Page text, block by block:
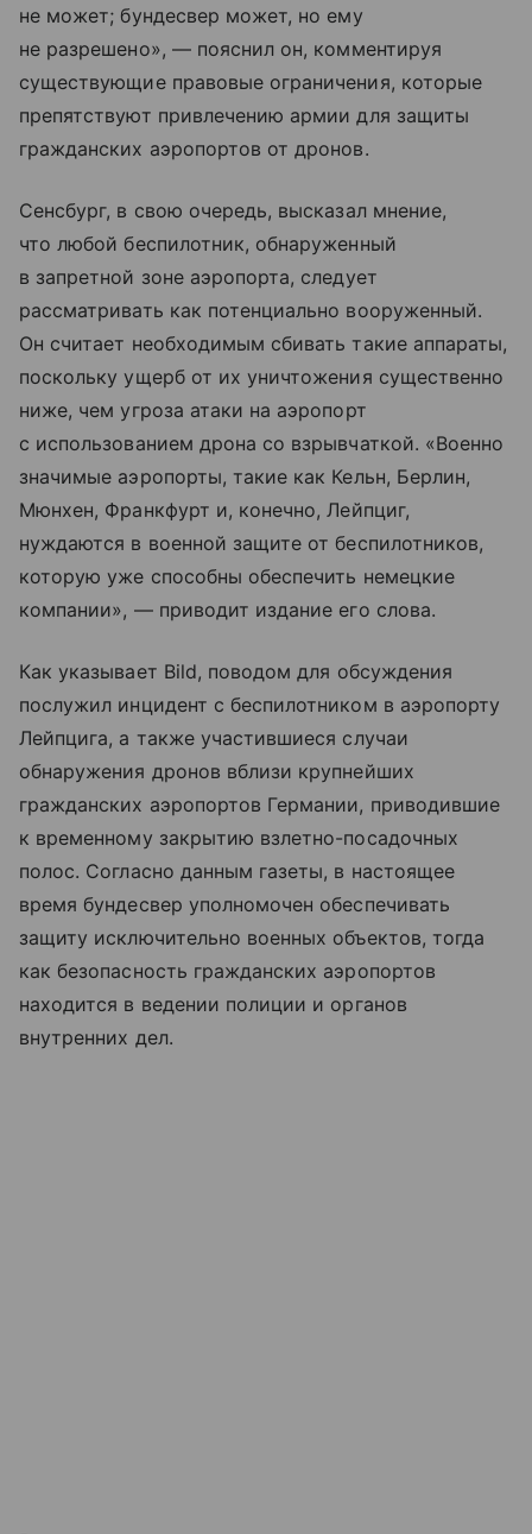
не может; бундесвер может, но ему
не разрешено», — пояснил он, комментируя
существующие правовые ограничения, которые
препятствуют привлечению армии для защиты
гражданских аэропортов от дронов.
Сенсбург, в свою очередь, высказал мнение,
что любой беспилотник, обнаруженный
в запретной зоне аэропорта, следует
рассматривать как потенциально вооруженный.
Он считает необходимым сбивать такие аппараты,
поскольку ущерб от их уничтожения существенно
ниже, чем угроза атаки на аэропорт
с использованием дрона со взрывчаткой. «Военно
значимые аэропорты, такие как Кельн, Берлин,
Мюнхен, Франкфурт и, конечно, Лейпциг,
нуждаются в военной защите от беспилотников,
которую уже способны обеспечить немецкие
компании», — приводит издание его слова.
Как указывает Bild, поводом для обсуждения
послужил инцидент с беспилотником в аэропорту
Лейпцига, а также участившиеся случаи
обнаружения дронов вблизи крупнейших
гражданских аэропортов Германии, приводившие
к временному закрытию взлетно-посадочных
полос. Согласно данным газеты, в настоящее
время бундесвер уполномочен обеспечивать
защиту исключительно военных объектов, тогда
как безопасность гражданских аэропортов
находится в ведении полиции и органов
внутренних дел.